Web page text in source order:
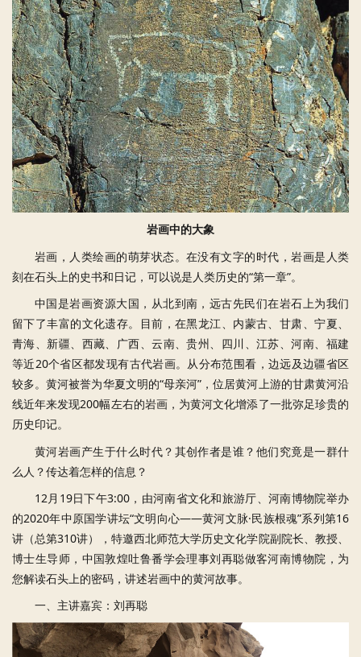
岩画中的大象
岩画，人类绘画的萌芽状态。在没有文字的时代，岩画是人类
刻在石头上的史书和日记，可以说是人类历史的“第一章”。
中国是岩画资源大国，从北到南，远古先民们在岩石上为我们
留下了丰富的文化遗存。目前，在黑龙江、内蒙古、甘肃、宁夏、
青海、新疆、西藏、广西、云南、贵州、四川、江苏、河南、福建
等近20个省区都发现有古代岩画。从分布范围看，边远及边疆省区
较多。黄河被誉为华夏文明的“母亲河”，位居黄河上游的甘肃黄河沿
线近年来发现200幅左右的岩画，为黄河文化增添了一批弥足珍贵的
历史印记。
黄河岩画产生于什么时代？其创作者是谁？他们究竟是一群什
么人？传达着怎样的信息？
12月19日下午3:00，由河南省文化和旅游厅、河南博物院举办
的2020年中原国学讲坛“文明向心——黄河文脉·民族根魂”系列第16
讲（总第310讲），特邀西北师范大学历史文化学院副院长、教授、
博士生导师，中国敦煌吐鲁番学会理事刘再聪做客河南博物院，为
您解读石头上的密码，讲述岩画中的黄河故事。
一、主讲嘉宾：刘再聪